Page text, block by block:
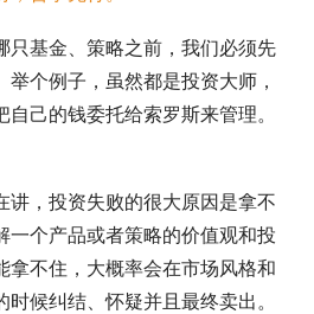
只基金、策略之前，我们必须先
个例子，虽然都是投资大师，
自己的钱委托给索罗斯来管理。
讲，投资失败的很大原因是拿不
一个产品或者策略的价值观和投
拿不住，大概率会在市场风格和
候纠结、怀疑并且最终卖出。